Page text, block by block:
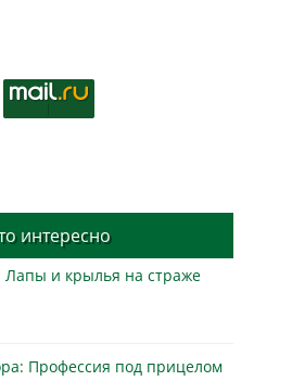
интересно
и крылья на страже
Профессия под прицелом